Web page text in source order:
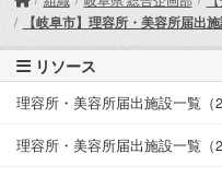
【岐阜市】理容所・美容所届出
リソース
理容所・美容所届出施設一覧（
理容所・美容所届出施設一覧（